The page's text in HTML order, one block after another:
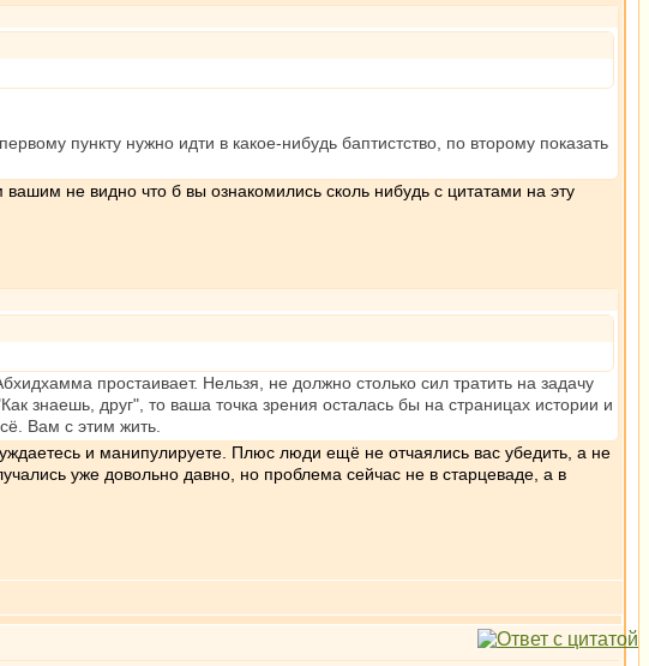
пункту нужно идти в какое-нибудь баптистство, по второму показать
не видно что б вы ознакомились сколь нибудь с цитатами на эту
простаивает. Нельзя, не должно столько сил тратить на задачу
знаешь, друг", то ваша точка зрения осталась бы на страницах истории и
Вам с этим жить.
и манипулируете. Плюс люди ещё не отчаялись вас убедить, а не
уже довольно давно, но проблема сейчас не в старцеваде, а в